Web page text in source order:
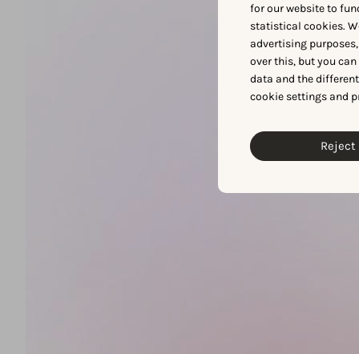
for our website to
statistical cookies.
advertising
over this, but you
data and the
cookie settings and
Reject